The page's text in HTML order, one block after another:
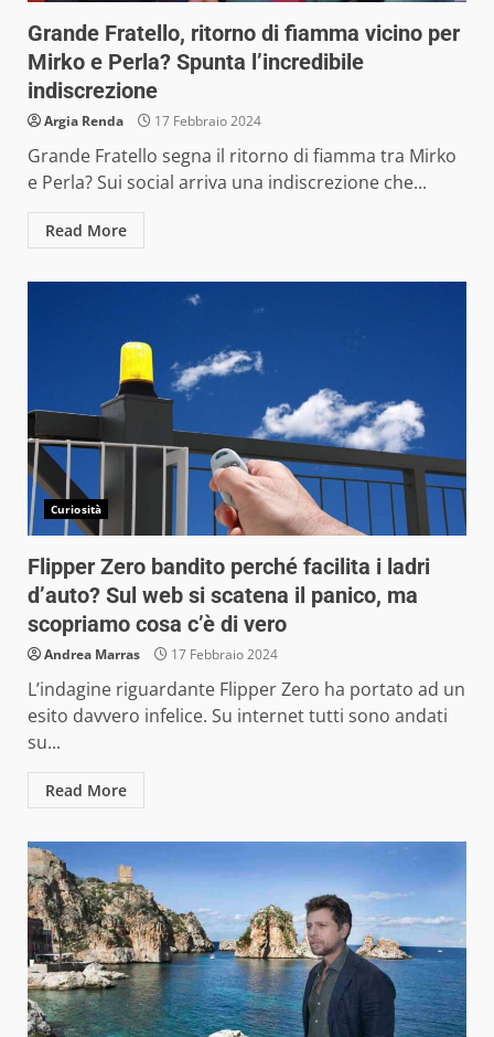
Grande Fratello, ritorno di fiamma vicino per
Mirko e Perla? Spunta l’incredibile
indiscrezione
Argia Renda 17 Febbraio 2024
Grande Fratello segna il ritorno di fiamma tra Mirko
e Perla? Sui social arriva una indiscrezione che...
Read More
Curiosità
Flipper Zero bandito perché facilita i ladri
d’auto? Sul web si scatena il panico, ma
scopriamo cosa c’è di vero
Andrea Marras 17 Febbraio 2024
L’indagine riguardante Flipper Zero ha portato ad un
esito davvero infelice. Su internet tutti sono andati
su...
Read More